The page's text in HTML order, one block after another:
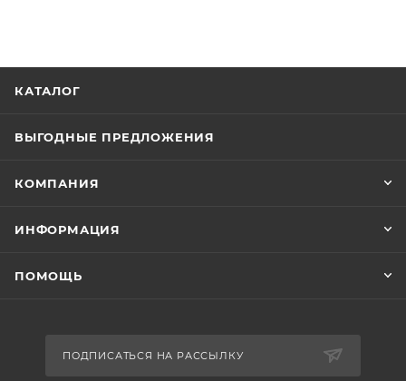
КАТАЛОГ
ВЫГОДНЫЕ ПРЕДЛОЖЕНИЯ
КОМПАНИЯ
ИНФОРМАЦИЯ
ПОМОЩЬ
ПОДПИСАТЬСЯ НА РАССЫЛКУ